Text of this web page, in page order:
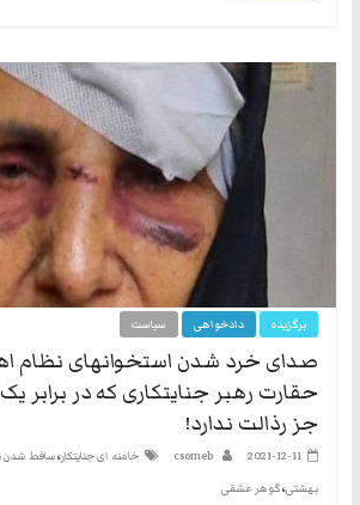
برگزیده دادخواهی سیاست
صدای خرد شدن استخوانهای نظام
حقارت رهبر جنایتکاری که در برابر
جز رذالت ندارد!
2021-12-11
csomeb خامنه ای جنایتکار،ساقط شدن
بهشتی،گوهر عشقی